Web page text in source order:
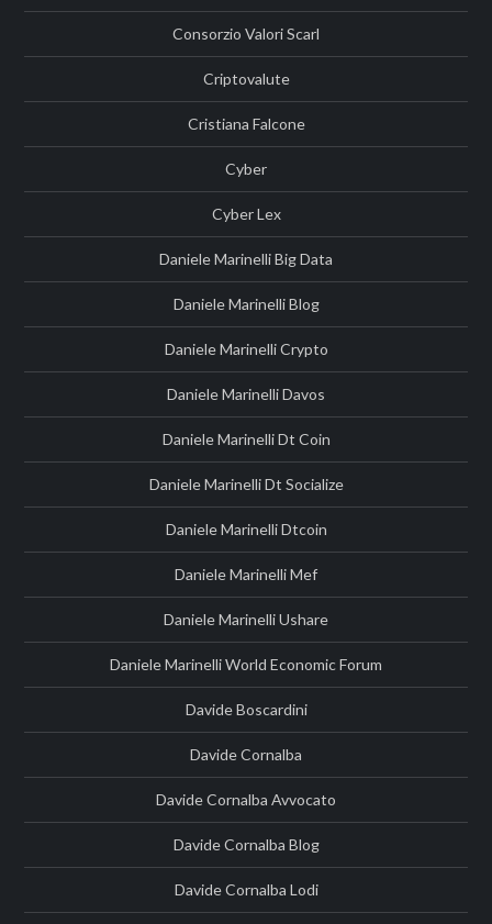
Consorzio Valori Scarl
Criptovalute
Cristiana Falcone
Cyber
Cyber Lex
Daniele Marinelli Big Data
Daniele Marinelli Blog
Daniele Marinelli Crypto
Daniele Marinelli Davos
Daniele Marinelli Dt Coin
Daniele Marinelli Dt Socialize
Daniele Marinelli Dtcoin
Daniele Marinelli Mef
Daniele Marinelli Ushare
Daniele Marinelli World Economic Forum
Davide Boscardini
Davide Cornalba
Davide Cornalba Avvocato
Davide Cornalba Blog
Davide Cornalba Lodi